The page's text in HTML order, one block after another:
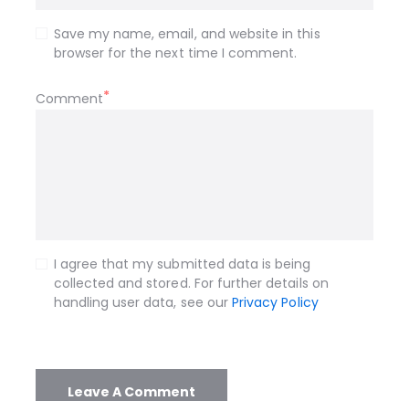
Save my name, email, and website in this
browser for the next time I comment.
Comment
I agree that my submitted data is being
collected and stored. For further details on
handling user data, see our Privacy Policy